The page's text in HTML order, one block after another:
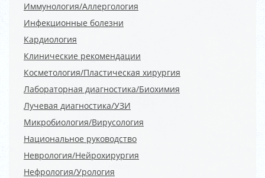
Иммунология/Аллергология
Инфекционные болезни
Кардиология
Клинические рекомендации
Косметология/Пластическая хирургия
Лабораторная диагностика/Биохимия
Лучевая диагностика/УЗИ
Микробиология/Вирусология
Национальное руководство
Неврология/Нейрохирургия
Нефрология/Урология